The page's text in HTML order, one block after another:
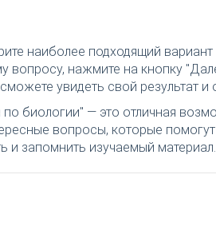
наиболее подходящий вариант
вопросу, нажмите на кнопку
увидеть свой результат
биологии" — это отличная
вопросы, которые
и запомнить изучаемый материал.